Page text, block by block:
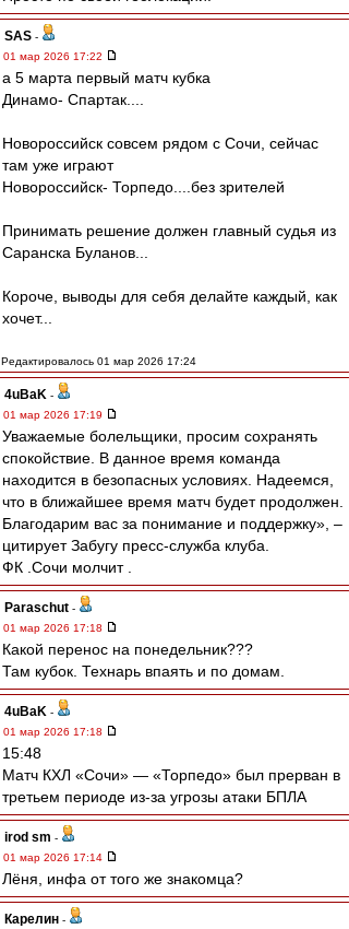
SAS -
01 мар 2026 17:22
а 5 марта первый матч кубка
Динамо- Спартак....
Новороссийск совсем рядом с Сочи, сейчас
там уже играют
Новороссийск- Торпедо....без зрителей
Принимать решение должен главный судья из
Саранска Буланов...
Короче, выводы для себя делайте каждый, как
хочет...
Редактировалось 01 мар 2026 17:24
4uBaK -
01 мар 2026 17:19
Уважаемые болельщики, просим сохранять
спокойствие. В данное время команда
находится в безопасных условиях. Надеемся,
что в ближайшее время матч будет продолжен.
Благодарим вас за понимание и поддержку», –
цитирует Забугу пресс-служба клуба.
ФК .Сочи молчит .
Paraschut -
01 мар 2026 17:18
Какой перенос на понедельник???
Там кубок. Технарь впаять и по домам.
4uBaK -
01 мар 2026 17:18
15:48
Матч КХЛ «Сочи» — «Торпедо» был прерван в
третьем периоде из-за угрозы атаки БПЛА
irod sm -
01 мар 2026 17:14
Лёня, инфа от того же знакомца?
Карелин -